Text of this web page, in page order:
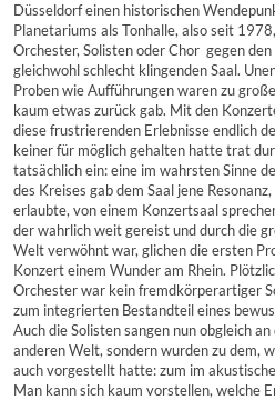
Düsseldorf einen historischen
Planetariums als Tonhalle, also seit
Orchester, Solisten oder Chor  gegen
gleichwohl schlecht klingenden Saal.
Proben wie Aufführungen waren zu
kaum etwas zurück gab. Mit den
diese frustrierenden Erlebnisse endlich
keiner für möglich gehalten hatte trat
tatsächlich ein: eine im wahrsten Sinne
des Kreises gab dem Saal jene
erlaubte, von einem Konzertsaal
der wahrlich weit gereist und durch die
Welt verwöhnt war, glichen die ersten
Konzert einem Wunder am Rhein.
Orchester war kein fremdkörperartiger
zum integrierten Bestandteil eines
Auch die Solisten sangen nun obgleich
anderen Welt, sondern wurden zu dem,
auch vorgestellt hatte: zum im
Man kann sich kaum vorstellen, welche